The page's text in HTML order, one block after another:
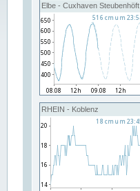
Elbe - Cuxhaven Steubenhöft
RHEIN - Koblenz